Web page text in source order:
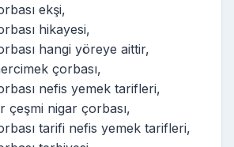
ekşi,
hikayesi,
hangi yöreye aittir,
çorbası,
nefis yemek tarifleri,
çeşmi nigar çorbası,
tarifi nefis yemek tarifleri,